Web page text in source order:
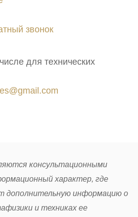
звонок
для технических
консультационными
характер, где
дополнительную информацию о
и техниках ее